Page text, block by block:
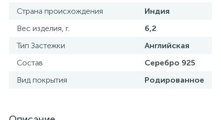
Страна происхождения
Индия
Вес изделия, г.
6,2
Тип Застежки
Английская
Состав
Серебро 925
Вид покрытия
Родированное